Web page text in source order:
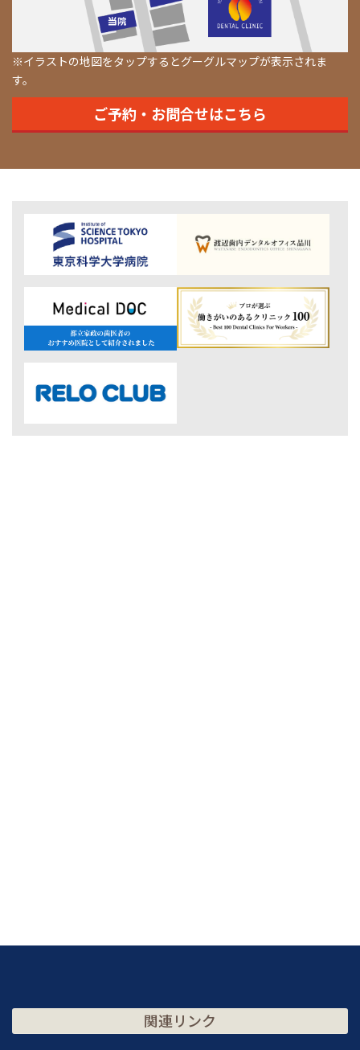
※イラストの地図をタップするとグーグルマップが表示されま
す。
ご予約・お問合せはこちら
関連リンク